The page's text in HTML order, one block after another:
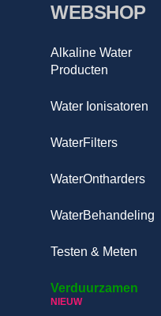
WEBSHOP
Alkaline Water
Producten
Water Ionisatoren
WaterFilters
WaterOntharders
WaterBehandeling
Testen & Meten
Verduurzamen
NIEUW